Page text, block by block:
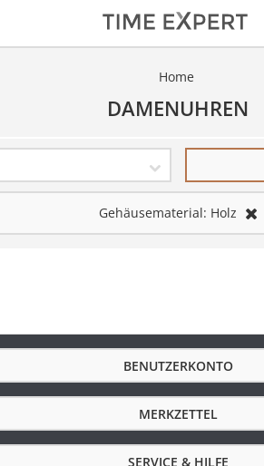
Home
DAMENUHREN
Gehäusematerial: Holz
BENUTZERKONTO
MERKZETTEL
SERVICE & HILFE